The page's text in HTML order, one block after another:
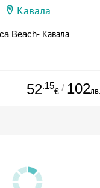
Кавала
Beach- Кавала
52.15
€ / 102лв.